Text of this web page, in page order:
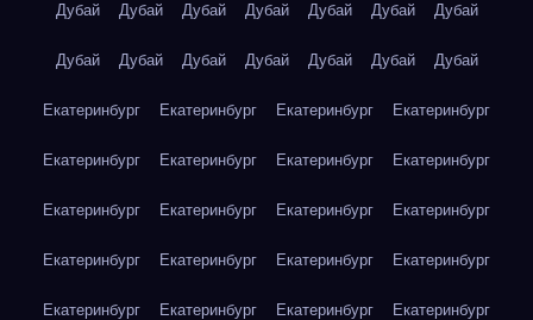
Дубай Дубай Дубай Дубай Дубай Дубай Дубай
Дубай Дубай Дубай Дубай Дубай Дубай Дубай
Екатеринбург Екатеринбург Екатеринбург Екатеринбург
Екатеринбург Екатеринбург Екатеринбург Екатеринбург
Екатеринбург Екатеринбург Екатеринбург Екатеринбург
Екатеринбург Екатеринбург Екатеринбург Екатеринбург
Екатеринбург Екатеринбург Екатеринбург Екатеринбург